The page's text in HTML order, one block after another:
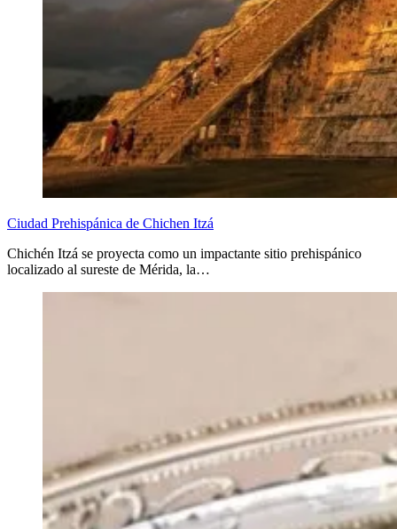
Ciudad Prehispánica de Chichen Itzá
Chichén Itzá se proyecta como un impactante sitio prehispánico
localizado al sureste de Mérida, la…